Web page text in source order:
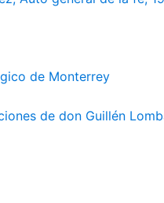
de Monterrey
de don Guillén